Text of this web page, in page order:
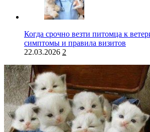
Когда срочно везти питомца к
симптомы и правила визитов
22.03.2026 2